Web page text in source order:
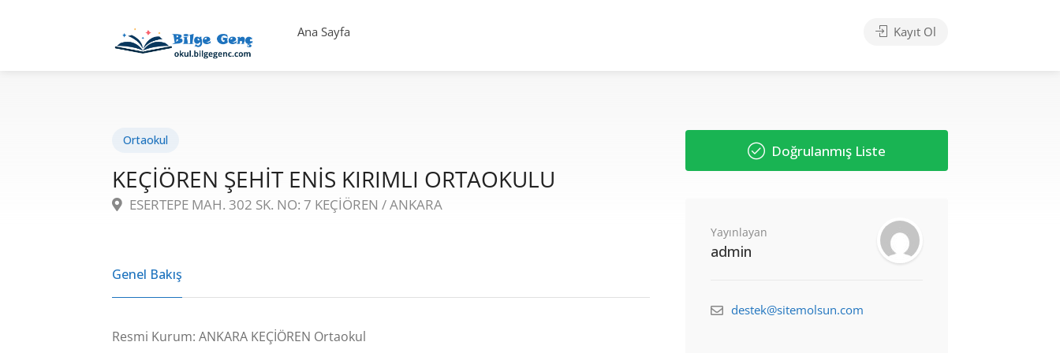
Ana Sayfa Kayıt Ol
Ortaokul
KEÇİÖREN ŞEHİT ENİS KIRIMLI ORTAOKULU
ESERTEPE MAH. 302 SK. NO: 7 KEÇİÖREN / ANKARA
Genel Bakış
Resmi Kurum: ANKARA KEÇİÖREN Ortaokul
Doğrulanmış Liste
Yayınlayan
admin
destek@sitemolsun.com